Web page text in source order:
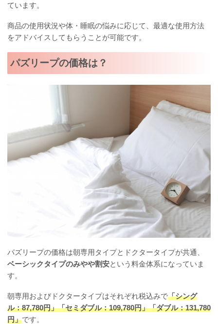
ています。
商品の使用状況や体・睡眠の悩みに応じて、最適な使用方法
をアドバイスしてもらうことが可能です。
パズリープの価格は？
パズリープの価格は朝専用タイプとドクタータイプが共通、
ベーシックタイプのみやや割安という料金体系になっていま
す。
朝専用およびドクタータイプはそれぞれ税込みで「シング
ル：87,780円」「セミダブル：109,780円」「ダブル：131,780
円」です。